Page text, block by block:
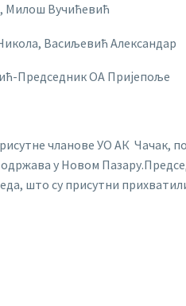
Милош Вучићевић
Васиљевић Александар
Председник ОА Пријепоље
чланове УО АК Чачак,
у Новом
што су присутни